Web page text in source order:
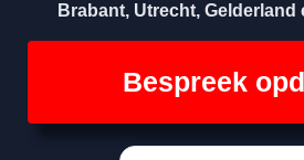
Brabant, Utrecht, Gelderland
Bespreek